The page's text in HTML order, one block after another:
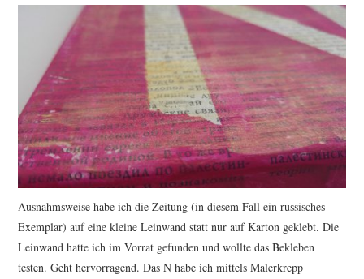
Ausnahmsweise habe ich die Zeitung (in diesem Fall ein russisches
Exemplar) auf eine kleine Leinwand statt nur auf Karton geklebt. Die
Leinwand hatte ich im Vorrat gefunden und wollte das Bekleben
testen. Geht hervorragend. Das N habe ich mittels Malerkrepp